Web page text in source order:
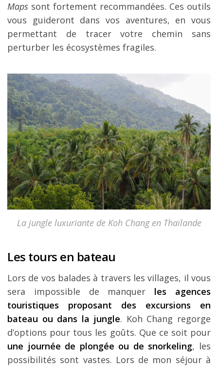
Maps sont fortement recommandées. Ces outils
vous guideront dans vos aventures, en vous
permettant de tracer votre chemin sans
perturber les écosystèmes fragiles.
La jungle luxuriante de Koh Chang en Thaïlande
Les tours en bateau
Lors de vos balades à travers les villages, il vous
sera impossible de manquer les agences
touristiques proposant des excursions en
bateau ou dans la jungle. Koh Chang regorge
d’options pour tous les goûts. Que ce soit pour
une journée de plongée ou de snorkeling, les
possibilités sont vastes. Lors de mon séjour à